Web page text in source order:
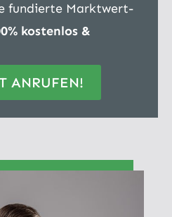
fundierte Marktwert-
kostenlos &
ANRUFEN!